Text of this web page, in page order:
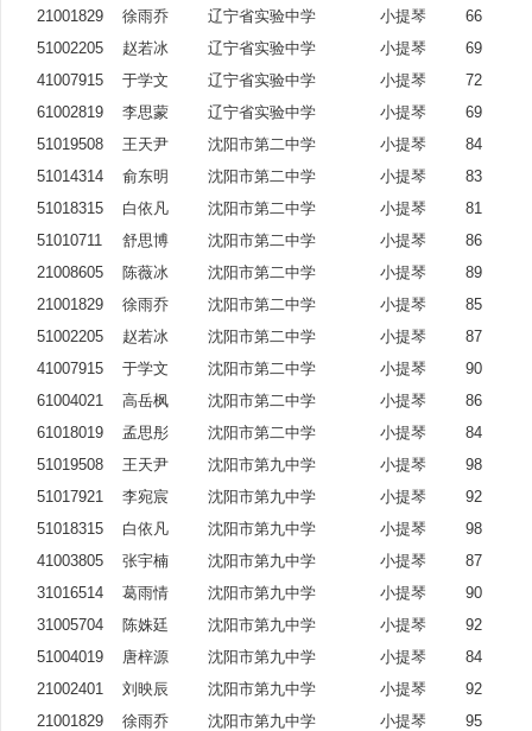
21001829
徐雨乔 辽宁省实验中学 小提琴
66
51002205
赵若冰 辽宁省实验中学 小提琴
69
41007915
于学文 辽宁省实验中学 小提琴
72
61002819
李思蒙 辽宁省实验中学 小提琴
69
51019508
王天尹 沈阳市第二中学 小提琴
84
51014314
俞东明 沈阳市第二中学 小提琴
83
51018315
白依凡 沈阳市第二中学 小提琴
81
51010711
舒思博 沈阳市第二中学 小提琴
86
21008605
陈薇冰 沈阳市第二中学 小提琴
89
21001829
徐雨乔 沈阳市第二中学 小提琴
85
51002205
赵若冰 沈阳市第二中学 小提琴
87
41007915
于学文 沈阳市第二中学 小提琴
90
61004021
高岳枫 沈阳市第二中学 小提琴
86
61018019
孟思彤 沈阳市第二中学 小提琴
84
51019508
王天尹 沈阳市第九中学 小提琴
98
51017921
李宛宸 沈阳市第九中学 小提琴
92
51018315
白依凡 沈阳市第九中学 小提琴
98
41003805
张宇楠 沈阳市第九中学 小提琴
87
31016514
葛雨情 沈阳市第九中学 小提琴
90
31005704
陈姝廷 沈阳市第九中学 小提琴
92
51004019
唐梓源 沈阳市第九中学 小提琴
84
21002401
刘映辰 沈阳市第九中学 小提琴
92
21001829
徐雨乔 沈阳市第九中学 小提琴
95